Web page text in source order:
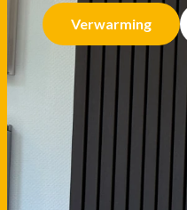
Verwarming
Onze diensten